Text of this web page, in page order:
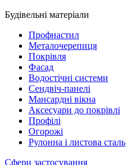
Будівельні матеріали
Профнастил
Металочерепиця
Покрівля
Фасад
Водостічні системи
Сендвіч-панелі
Мансардні вікна
Аксесуари до покрівлі
Профілі
Огорожі
Рулонна і листова сталь
Сфери застосування